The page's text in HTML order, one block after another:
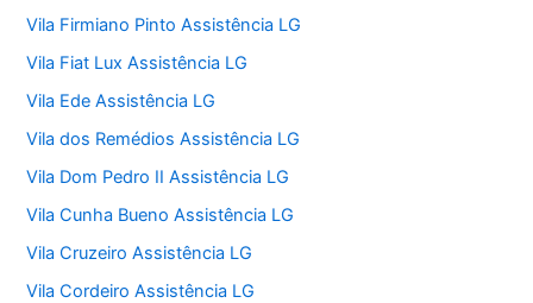
Vila Firmiano Pinto Assistência LG
Vila Fiat Lux Assistência LG
Vila Ede Assistência LG
Vila dos Remédios Assistência LG
Vila Dom Pedro II Assistência LG
Vila Cunha Bueno Assistência LG
Vila Cruzeiro Assistência LG
Vila Cordeiro Assistência LG